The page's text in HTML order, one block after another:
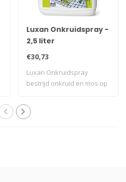
Luxan Onkruidspray -
2,5 liter
€30,73
Luxan Onkruidspray
bestrijd onkruid en mos op